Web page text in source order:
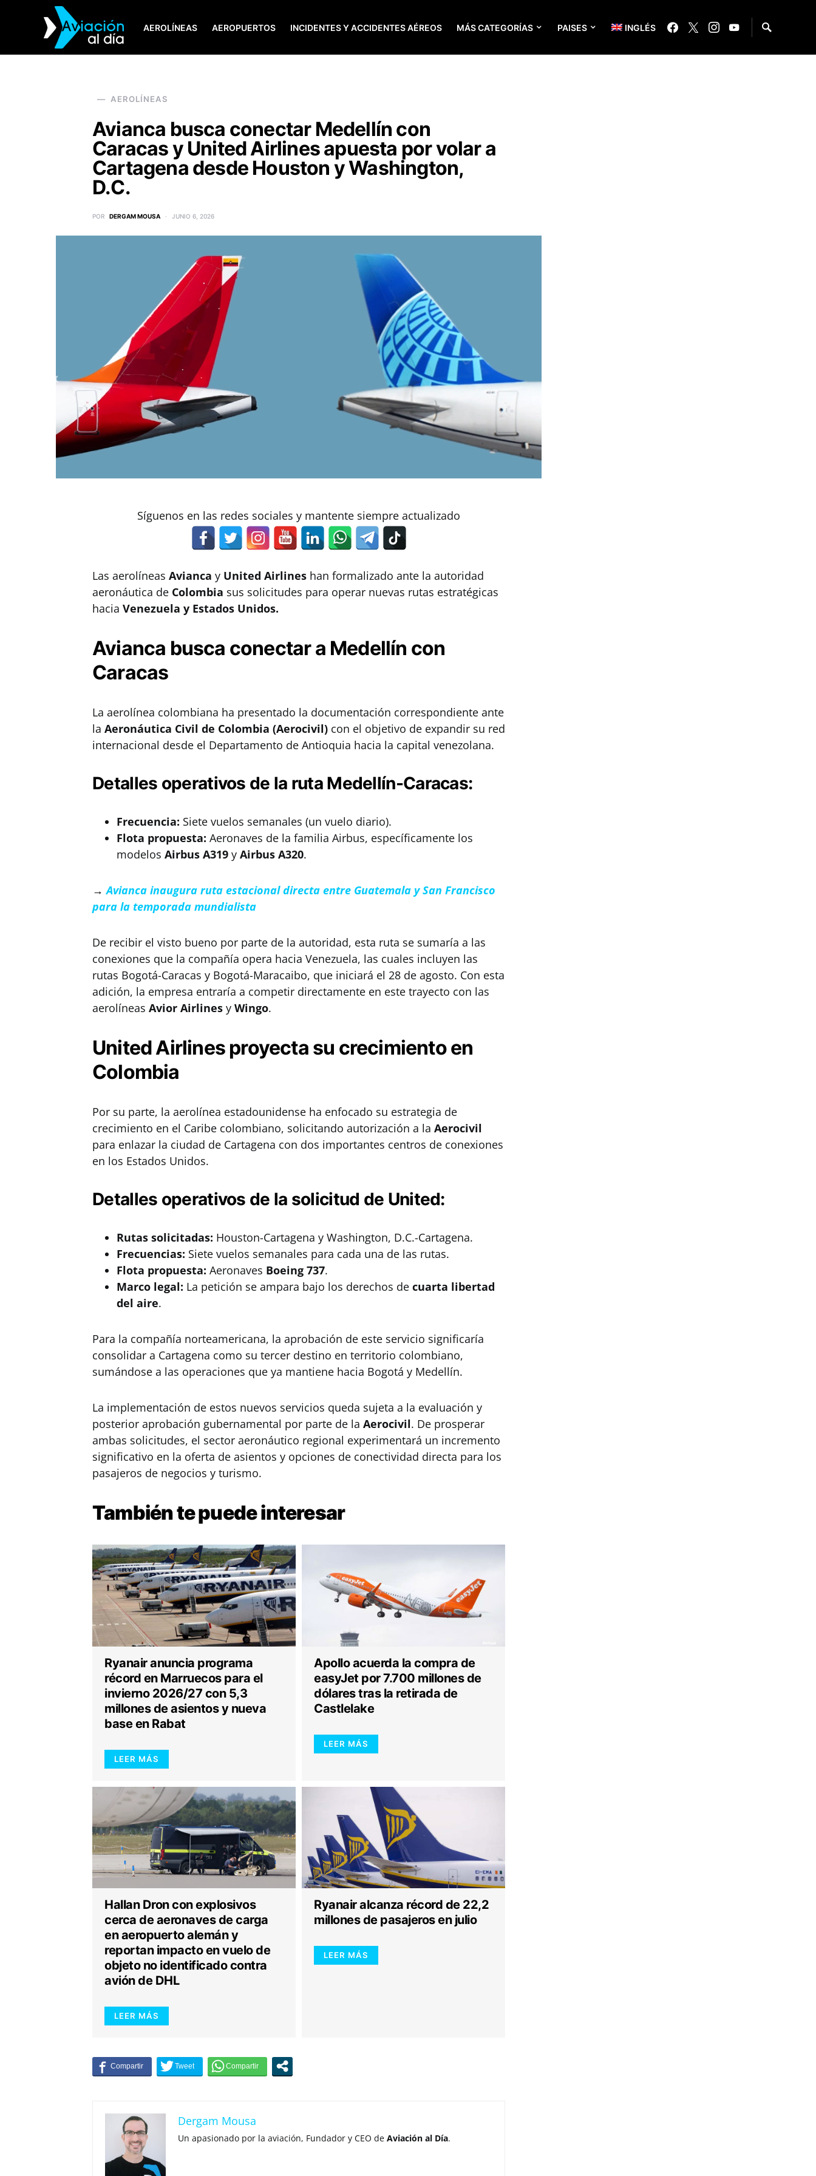
AEROLÍNEAS AEROPUERTOS INCIDENTES Y ACCIDENTES AÉREOS MÁS CATEGORÍAS PAISES INGLÉS
SEARCH FOR:
AEROLÍNEAS
Avianca busca conectar Medellín con
Caracas y United Airlines apuesta por volar a
Cartagena desde Houston y Washington,
D.C.
POR DERGAM MOUSA JUNIO 6, 2026
Síguenos en las redes sociales y mantente siempre actualizado
Las aerolíneas Avianca y United Airlines han formalizado ante la autoridad
aeronáutica de Colombia sus solicitudes para operar nuevas rutas estratégicas
hacia Venezuela y Estados Unidos.
Avianca busca conectar a Medellín con
Caracas
La aerolínea colombiana ha presentado la documentación correspondiente ante
la Aeronáutica Civil de Colombia (Aerocivil) con el objetivo de expandir su red
internacional desde el Departamento de Antioquia hacia la capital venezolana.
Detalles operativos de la ruta Medellín-Caracas:
Frecuencia: Siete vuelos semanales (un vuelo diario).
Flota propuesta: Aeronaves de la familia Airbus, específicamente los
modelos Airbus A319 y Airbus A320.
→Avianca inaugura ruta estacional directa entre Guatemala y San Francisco
para la temporada mundialista
De recibir el visto bueno por parte de la autoridad, esta ruta se sumaría a las
conexiones que la compañía opera hacia Venezuela, las cuales incluyen las
rutas Bogotá-Caracas y Bogotá-Maracaibo, que iniciará el 28 de agosto. Con esta
adición, la empresa entraría a competir directamente en este trayecto con las
aerolíneas Avior Airlines y Wingo.
United Airlines proyecta su crecimiento en
Colombia
Por su parte, la aerolínea estadounidense ha enfocado su estrategia de
crecimiento en el Caribe colombiano, solicitando autorización a la Aerocivil
para enlazar la ciudad de Cartagena con dos importantes centros de conexiones
en los Estados Unidos.
Detalles operativos de la solicitud de United:
Rutas solicitadas: Houston-Cartagena y Washington, D.C.-Cartagena.
Frecuencias: Siete vuelos semanales para cada una de las rutas.
Flota propuesta: Aeronaves Boeing 737.
Marco legal: La petición se ampara bajo los derechos de cuarta libertad
del aire.
Para la compañía norteamericana, la aprobación de este servicio significaría
consolidar a Cartagena como su tercer destino en territorio colombiano,
sumándose a las operaciones que ya mantiene hacia Bogotá y Medellín.
La implementación de estos nuevos servicios queda sujeta a la evaluación y
posterior aprobación gubernamental por parte de la Aerocivil. De prosperar
ambas solicitudes, el sector aeronáutico regional experimentará un incremento
significativo en la oferta de asientos y opciones de conectividad directa para los
pasajeros de negocios y turismo.
También te puedeinteresar
Ryanair anuncia programa
récord en Marruecos para el
invierno 2026/27 con 5,3
millones de asientos y nueva
base en Rabat
LEER MÁS
Apollo acuerda la compra de
easyJet por 7.700 millones de
dólares tras la retirada de
Castlelake
LEER MÁS
Hallan Dron con explosivos
cerca de aeronaves de carga
en aeropuerto alemán y
reportan impacto en vuelo de
objeto no identificado contra
avión de DHL
LEER MÁS
Ryanair alcanza récord de 22,2
millones de pasajeros en julio
LEER MÁS
Dergam Mousa
Un apasionado por la aviación, Fundador y CEO de Aviación al Día.